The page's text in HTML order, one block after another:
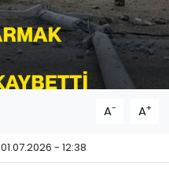
A- A+
01.07.2026 - 12:38